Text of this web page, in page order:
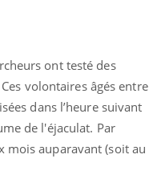
ont testé des
volontaires âgés entre
dans l’heure suivant
de l'éjaculat. Par
mois auparavant (soit au